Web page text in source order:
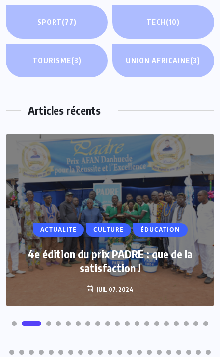
SPORT(77) TECH(10)
TOURISME(3) UNION AFRICAINE(3)
Articles récents
ACTUALITE CULTURE ÉDUCATION
4e édition du prix PADRE : que de la
satisfaction !
JUIL 07, 2024
ACTUALITE
Vacances parlementaires : les députés
renforcent leur proximité avec les
populations
JUIL 07, 2024